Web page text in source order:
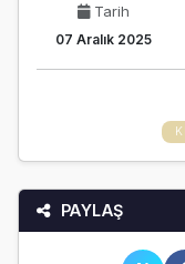
Tarih
07 Aralık 2025
PAYLAŞ